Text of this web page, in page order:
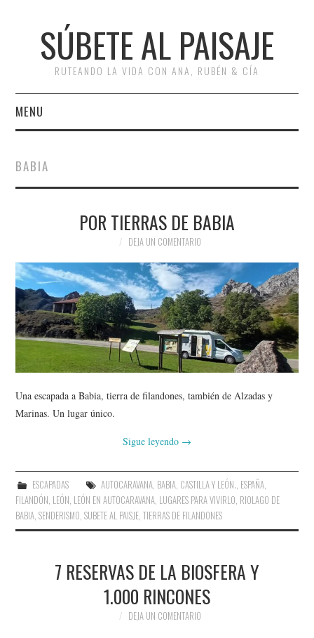
SÚBETE AL PAISAJE
RUTEANDO LA VIDA CON ANA, RUBÉN & CÍA
MENU
RUTAS
ESCAPADAS
#ARVI
AMIGOS
CONTACTO
BABIA
POR TIERRAS DE BABIA
DEJA UN COMENTARIO
Una escapada a Babia, tierra de filandones, también de Alzadas y
Marinas. Un lugar único.
Sigue leyendo →
ESCAPADAS AUTOCARAVANA, BABIA, CASTILLA Y LEÓN., ESPAÑA,
FILANDÓN, LEÓN, LEÓN EN AUTOCARAVANA, LUGARES PARA VIVIRLO, RIOLAGO DE
BABIA,SENDERISMO,SUBETE AL PAISJE,TIERRAS DE FILANDONES
7 RESERVAS DE LA BIOSFERA Y
1.000 RINCONES
DEJA UN COMENTARIO